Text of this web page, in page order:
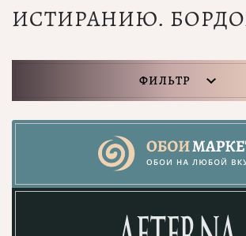
ИСТИРАНИЮ.
ФИЛЬТР